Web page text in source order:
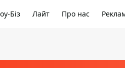
Біз Лайт Про нас